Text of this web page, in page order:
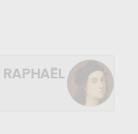
RAPHAËL